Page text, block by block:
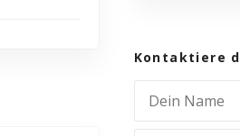
Kontaktiere